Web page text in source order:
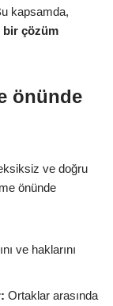
kapsamda,
bir çözüm
önünde
ve doğru
önünde
ve haklarını
Ortaklar arasında